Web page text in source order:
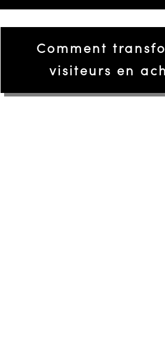
Comment
visiteurs en